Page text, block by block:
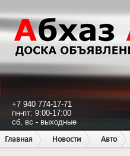
+7 940 774-17-71
пн-пт: 9:00-17:00
сб, вс - выходные
Главная
Новости Авто